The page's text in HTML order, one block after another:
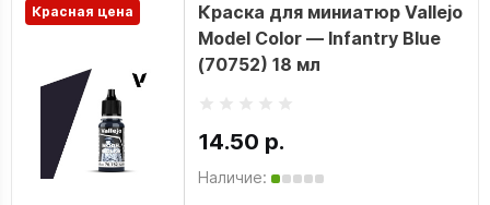
Красная цена
Краска для миниатюр Vallejo
Model Color — Infantry Blue
(70752) 18 мл
14.50 р.
Наличие: